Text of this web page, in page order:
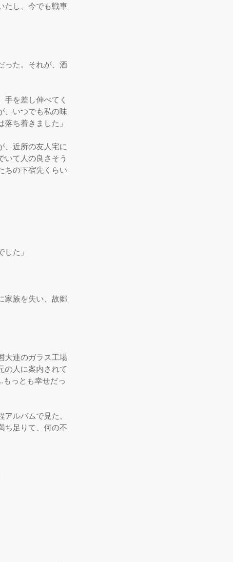
たし、今でも戦車
った。それが、酒
手を差し伸べてく
、いつでも私の味
ち着きました」
、近所の友人宅に
いて人の良さそう
ちの下宿先くらい
た」
家族を失い、故郷
大連のガラス工場
の人に案内されて
っとも幸せだっ
ルバムで見た、
ち足りて、何の不